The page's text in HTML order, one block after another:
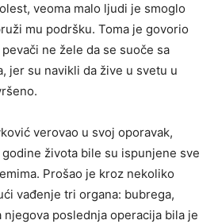
veoma malo ljudi je smoglo
mu podršku. Toma je govorio
ne žele da se suoče sa
jer su navikli da žive u svetu u
verovao u svoj oporavak,
života bile su ispunjene sve
Prošao je kroz nekoliko
vađenje tri organa: bubrega,
njegova poslednja operacija bila je